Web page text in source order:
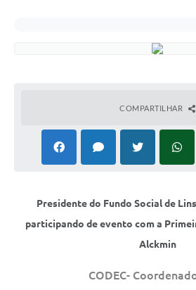
PALESTRA SETEMBRO AMARELO - DRA.
Relação dos Itinerários do Transporte
Saneamento Básico de Lins
COMPARTILHAR
Presidente do Fundo Social de
participando de evento com a
Alckmin
CODEC-